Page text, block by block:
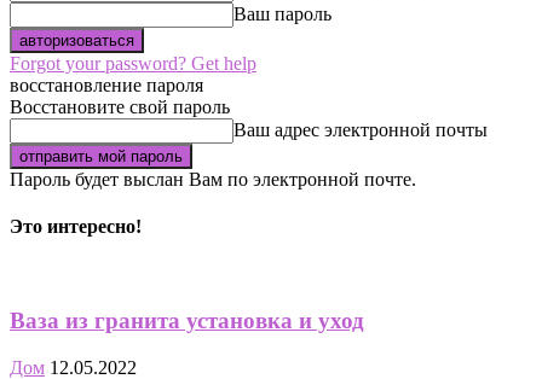
Ваш пароль
Forgot your password? Get help
восстановление пароля
Восстановите свой пароль
Ваш адрес электронной почты
Пароль будет выслан Вам по электронной почте.
Это интересно!
Ваза из гранита установка и уход
Дом 12.05.2022